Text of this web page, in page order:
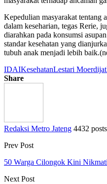
Kepedulian masyarakat tentang
dalam keseharian, tegas Rerie,
diarahkan pada konsumsi
standar kesehatan yang
tubuh anak menjadi lebih
IDAIKesehatanLestari Moerdijat
Share
Redaksi Metro Jateng 4432 posts
Prev Post
50 Warga Cilongok Kini
Next Post